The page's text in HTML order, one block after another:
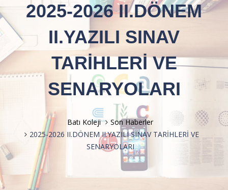
2025-2026 II.DÖNEM
II.YAZILI SINAV
TARİHLERİ VE
SENARYOLARI
Batı Koleji
Son Haberler
2025-2026 II.DÖNEM II.YAZILI SINAV TARİHLERİ VE
SENARYOLARI